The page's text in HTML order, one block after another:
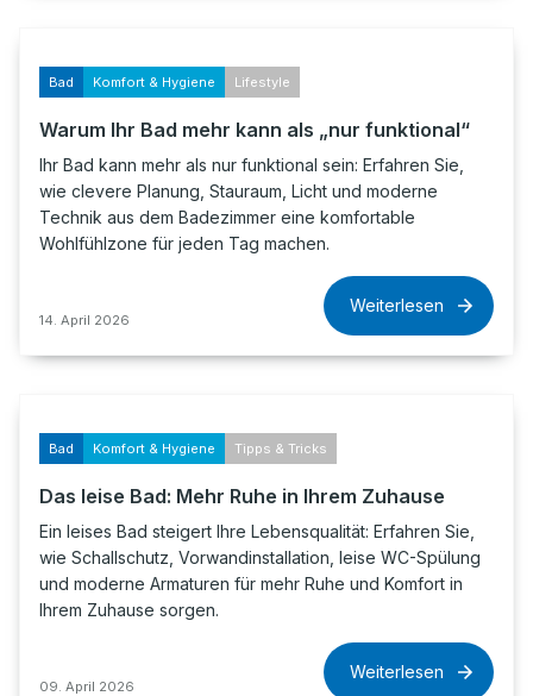
Bad Komfort & Hygiene Lifestyle
Warum Ihr Bad mehr kann als „nur funktional“
Ihr Bad kann mehr als nur funktional sein: Erfahren Sie,
wie clevere Planung, Stauraum, Licht und moderne
Technik aus dem Badezimmer eine komfortable
Wohlfühlzone für jeden Tag machen.
14. April 2026
Weiterlesen
Bad Komfort & Hygiene Tipps & Tricks
Das leise Bad: Mehr Ruhe in Ihrem Zuhause
Ein leises Bad steigert Ihre Lebensqualität: Erfahren Sie,
wie Schallschutz, Vorwandinstallation, leise WC-Spülung
und moderne Armaturen für mehr Ruhe und Komfort in
Ihrem Zuhause sorgen.
09. April 2026
Weiterlesen